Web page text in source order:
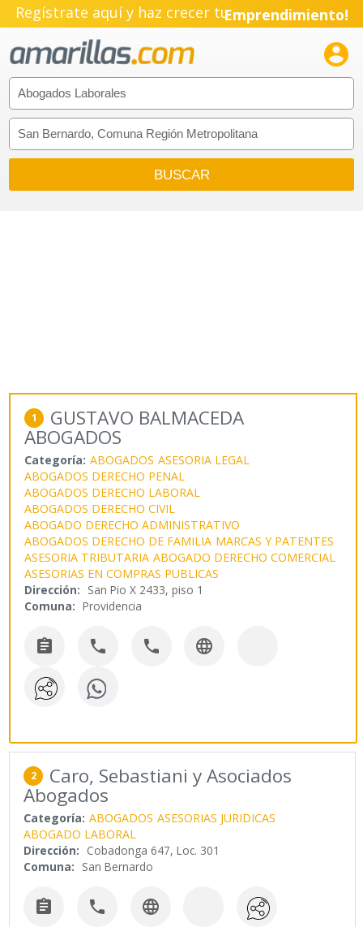
Regístrate aquí y haz crecer tuEmprendimiento!

1 GUSTAVO BALMACEDA
ABOGADOS
Categoría: ABOGADOS ASESORIA LEGAL
ABOGADOS DERECHO PENAL
ABOGADOS DERECHO LABORAL
ABOGADOS DERECHO CIVIL
ABOGADO DERECHO ADMINISTRATIVO
ABOGADOS DERECHO DE FAMILIA MARCAS Y PATENTES
ASESORIA TRIBUTARIA ABOGADO DERECHO COMERCIAL
ASESORIAS EN COMPRAS PUBLICAS
Dirección: San Pio X 2433, piso 1
Comuna: Providencia
   
2 Caro, Sebastiani y Asociados
Abogados
Categoría: ABOGADOS ASESORIAS JURIDICAS
ABOGADO LABORAL
Dirección: Cobadonga 647, Loc. 301
Comuna: San Bernardo
  